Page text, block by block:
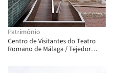
Patrimônio
Centro de Visitantes do Teatro
Romano de Málaga / Tejedor